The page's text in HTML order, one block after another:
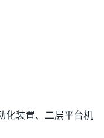
化装置、二层平台机